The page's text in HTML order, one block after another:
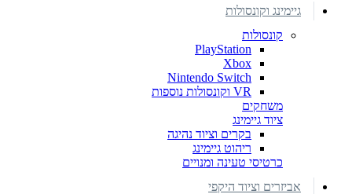
גיימינג וקונסולות
קונסולות
PlayStation
Xbox
Nintendo Switch
VR וקונסולות נוספות
משחקים
ציוד גיימינג
בקרים וציוד נהיגה
ריהוט גיימינג
כרטיסי טעינה ומנויים
אביזרים וציוד היקפי